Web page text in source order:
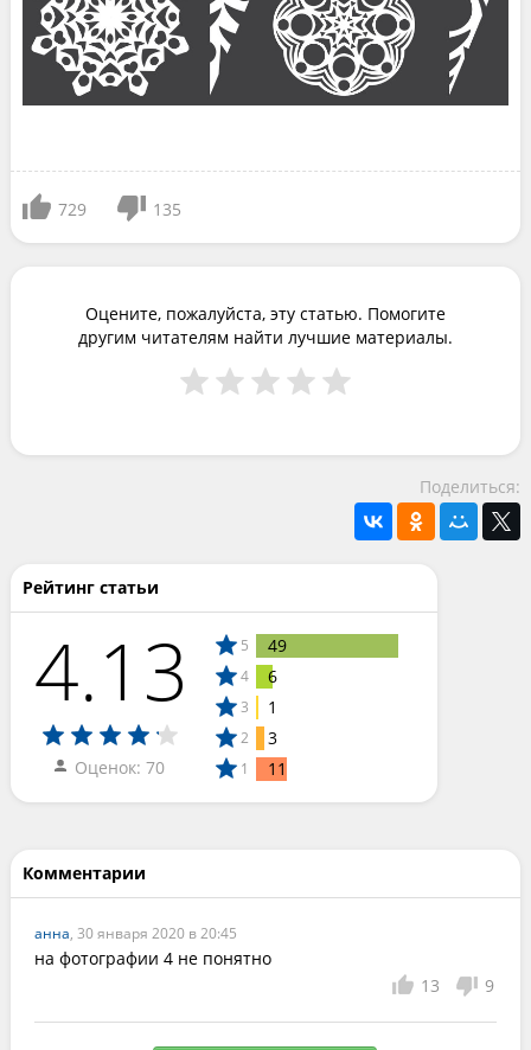
729 135
Оцените, пожалуйста, эту статью. Помогите
другим читателям найти лучшие материалы.
Поделиться:
Рейтинг статьи
4.13
Оценок: 70
5 49
4 6
3 1
2 3
1 11
Комментарии
анна, 30 января 2020 в 20:45
на фотографии 4 не понятно
13
9